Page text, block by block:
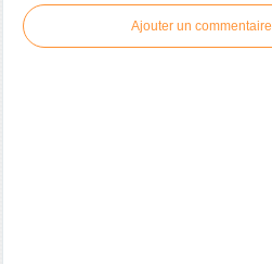
Ajouter un commentaire